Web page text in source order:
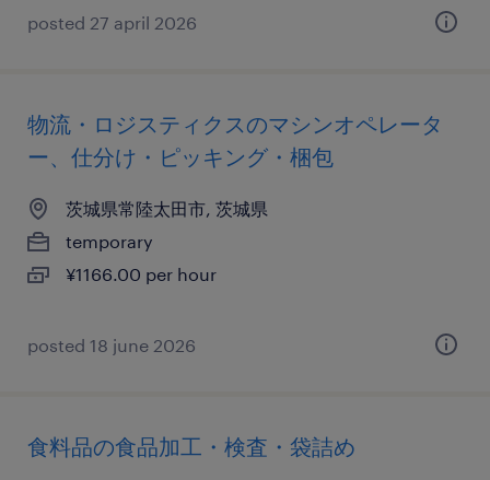
posted 27 april 2026
物流・ロジスティクスのマシンオペレータ
ー、仕分け・ピッキング・梱包
茨城県常陸太田市, 茨城県
temporary
¥1166.00 per hour
posted 18 june 2026
食料品の食品加工・検査・袋詰め